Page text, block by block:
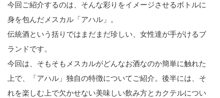
今回ご紹介するのは、そんな彩りをイメージさせるボトルに
身を包んだメスカル「アハル」。
伝統酒という括りではまだまだ珍しい、女性達が手がけるブ
ランドです。
今回は、そもそもメスカルがどんなお酒なのか簡単に触れた
上で、「アハル」独自の特徴についてご紹介。後半には、そ
れを楽しむ上で欠かせない美味しい飲み方とカクテルについ